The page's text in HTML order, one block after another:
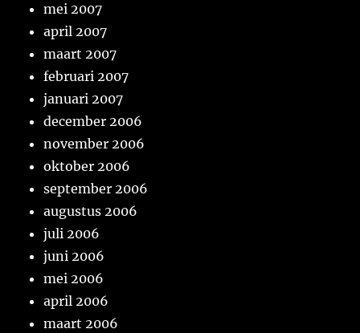
mei 2007
april 2007
maart 2007
februari 2007
januari 2007
december 2006
november 2006
oktober 2006
september 2006
augustus 2006
juli 2006
juni 2006
mei 2006
april 2006
maart 2006